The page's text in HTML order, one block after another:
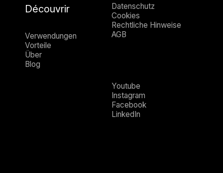
Découvrir
Verwendungen
Vorteile
Über
Blog
Datenschutz
Cookies
Rechtliche Hinweise
AGB
Youtube
Instagram
Facebook
LinkedIn